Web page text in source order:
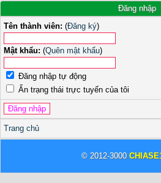
Đăng nhập
Tên thành viên: (Đăng ký)
Mật khẩu: (Quên mật khẩu)
Đăng nhập tự động
Ẩn trạng thái trực tuyến của tôi
Trang chủ
© 2012-3000